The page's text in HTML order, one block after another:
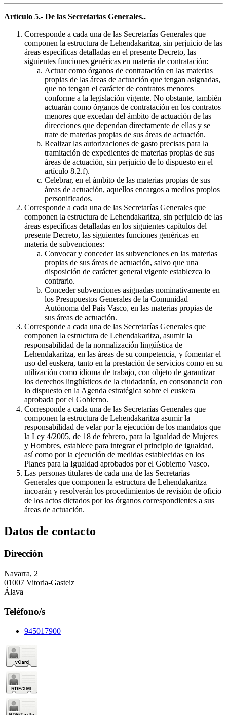
Artículo 5.- De las Secretarías Generales..
Corresponde a cada una de las Secretarías Generales que
componen la estructura de Lehendakaritza, sin perjuicio de las
áreas específicas detalladas en el presente Decreto, las
siguientes funciones genéricas en materia de contratación:
Actuar como órganos de contratación en las materias
propias de las áreas de actuación que tengan asignadas,
que no tengan el carácter de contratos menores
conforme a la legislación vigente. No obstante, también
actuarán como órganos de contratación en los contratos
menores que excedan del ámbito de actuación de las
direcciones que dependan directamente de ellas y se
trate de materias propias de sus áreas de actuación.
Realizar las autorizaciones de gasto precisas para la
tramitación de expedientes de materias propias de sus
áreas de actuación, sin perjuicio de lo dispuesto en el
artículo 8.2.f).
Celebrar, en el ámbito de las materias propias de sus
áreas de actuación, aquellos encargos a medios propios
personificados.
Corresponde a cada una de las Secretarías Generales que
componen la estructura de Lehendakaritza, sin perjuicio de las
áreas específicas detalladas en los siguientes capítulos del
presente Decreto, las siguientes funciones genéricas en
materia de subvenciones:
Convocar y conceder las subvenciones en las materias
propias de sus áreas de actuación, salvo que una
disposición de carácter general vigente establezca lo
contrario.
Conceder subvenciones asignadas nominativamente en
los Presupuestos Generales de la Comunidad
Autónoma del País Vasco, en las materias propias de
sus áreas de actuación.
Corresponde a cada una de las Secretarías Generales que
componen la estructura de Lehendakaritza, asumir la
responsabilidad de la normalización lingüística de
Lehendakaritza, en las áreas de su competencia, y fomentar el
uso del euskera, tanto en la prestación de servicios como en su
utilización como idioma de trabajo, con objeto de garantizar
los derechos lingüísticos de la ciudadanía, en consonancia con
lo dispuesto en la Agenda estratégica sobre el euskera
aprobada por el Gobierno.
Corresponde a cada una de las Secretarías Generales que
componen la estructura de Lehendakaritza asumir la
responsabilidad de velar por la ejecución de los mandatos que
la Ley 4/2005, de 18 de febrero, para la Igualdad de Mujeres
y Hombres, establece para integrar el principio de igualdad,
así como por la ejecución de medidas establecidas en los
Planes para la Igualdad aprobados por el Gobierno Vasco.
Las personas titulares de cada una de las Secretarías
Generales que componen la estructura de Lehendakaritza
incoarán y resolverán los procedimientos de revisión de oficio
de los actos dictados por los órganos correspondientes a sus
áreas de actuación.
Datos de contacto
Dirección
Navarra, 2
01007 Vitoria-Gasteiz
Álava
Teléfono/s
945017900